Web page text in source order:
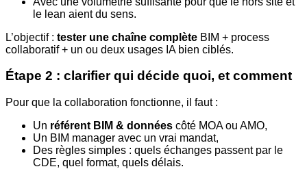
le lean aient du sens.
L’objectif : tester une chaîne complète BIM + process
collaboratif + un ou deux usages IA bien ciblés.
Étape 2 : clarifier qui décide quoi, et comment
Pour que la collaboration fonctionne, il faut :
Un référent BIM & données côté MOA ou AMO,
Un BIM manager avec un vrai mandat,
Des règles simples : quels échanges passent par le
CDE, quel format, quels délais.